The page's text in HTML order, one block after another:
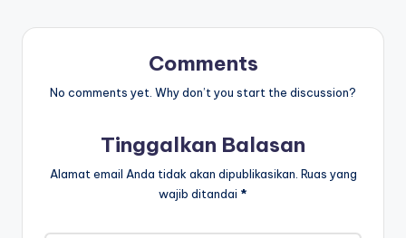
Comments
No comments yet. Why don’t you start the discussion?
Tinggalkan Balasan
Alamat email Anda tidak akan dipublikasikan. Ruas yang
wajib ditandai *